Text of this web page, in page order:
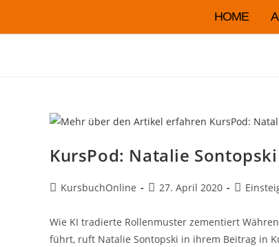
HOME
KursPod: Natalie Sontopski
KursbuchOnline 27. April 2020
Wie KI tradierte Rollenmuster zementiert
führt, ruft Natalie Sontopski in ihrem Beitrag in